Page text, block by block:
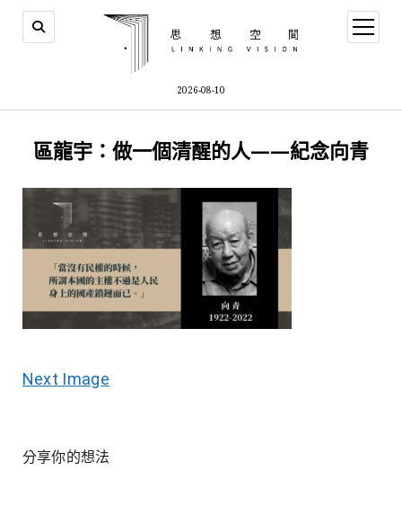
2026-08-10
open
menu
區龍宇：做一個清醒的人——紀念向青
Next Image
分享你的想法